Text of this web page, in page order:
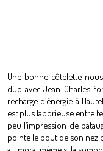
Une bonne côtelette
duo avec Jean-Charles
recharge d’énergie à
est plus laborieuse entre
peu l’impression de
pointe le bout de son nez